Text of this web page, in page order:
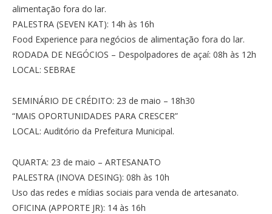
alimentação fora do lar.
PALESTRA (SEVEN KAT): 14h às 16h
Food Experience para negócios de alimentação fora do lar.
RODADA DE NEGÓCIOS – Despolpadores de açaí: 08h às 12h
LOCAL: SEBRAE
SEMINÁRIO DE CRÉDITO: 23 de maio – 18h30
“MAIS OPORTUNIDADES PARA CRESCER”
LOCAL: Auditório da Prefeitura Municipal.
QUARTA: 23 de maio – ARTESANATO
PALESTRA (INOVA DESING): 08h às 10h
Uso das redes e mídias sociais para venda de artesanato.
OFICINA (APPORTE JR): 14 às 16h